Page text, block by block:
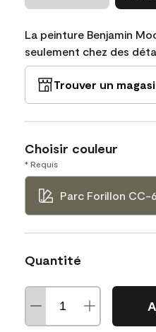
La peinture Benjamin
seulement chez des
Trouver un
Choisir couleur
* Requis
Parc Forillon CC-
Quantité